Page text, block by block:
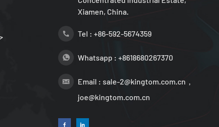
Xiamen, China.
Tel : +86-592-5674359
Whatsapp : +8618680267370
Email : sale-2@kingtom.com.cn，
joe@kingtom.com.cn